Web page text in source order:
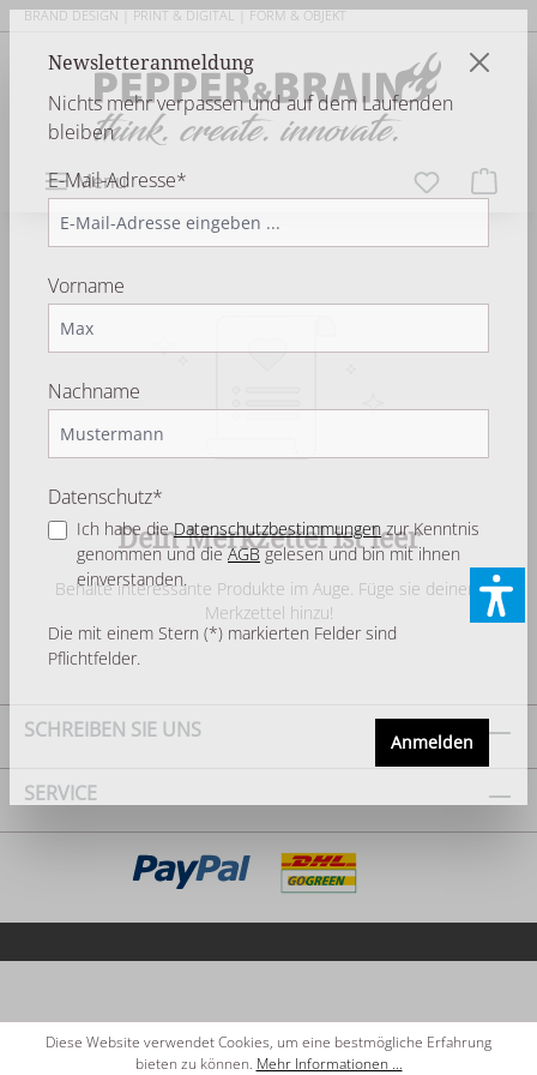
springen
BRAND DESIGN | PRINT & DIGITAL | FORM & OBJEKT
Menu
Dein Merkzettel ist leer
Behalte interessante Produkte im Auge. Füge sie deinem
Merkzettel hinzu!
SCHREIBEN SIE UNS
SERVICE
Diese Website verwendet Cookies, um eine bestmögliche Erfahrung
bieten zu können. Mehr Informationen ...
Newsletteranmeldung
Nichts mehr verpassen und auf dem Laufenden
bleiben
E-Mail-Adresse*
Vorname
Nachname
Datenschutz*
Ich habe dieDatenschutzbestimmungenzur Kenntnis
genommen und dieAGBgelesen und bin mit ihnen
einverstanden.
Die mit einem Stern (*) markierten Felder sind
Pflichtfelder.
Anmelden